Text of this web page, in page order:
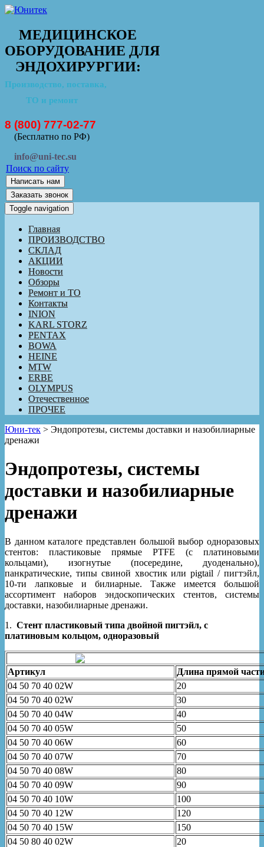
МЕДИЦИНСКОЕ
ОБОРУДОВАНИЕ ДЛЯ
ЭНДОХИРУРГИИ:
Производство, поставка,
ТО и ремонт
8 (800) 777-02-77
(Бесплатно по РФ)
info@uni-tec.su
Поиск по сайту
Написать нам
Заказать звонок
Toggle navigation
Главная
ПРОИЗВОДСТВО
СКЛАД
АКЦИИ
Новости
Обзоры
Ремонт и ТО
Контакты
INION
KARL STORZ
PENTAX
BOWA
HEINE
MTW
ERBE
OLYMPUS
Отечественное
ПРОЧЕЕ
Юни-тек > Эндопротезы, системы доставки и назобилиарные
дренажи
Эндопротезы, системы
доставки и назобилиарные
дренажи
В данном каталоге представлен большой выбор одноразовых
стентов: пластиковые прямые PTFE (с платиновыми
кольцами), изогнутые (посередине, дуоденально),
панкратические, типы свиной хвостик или pigtail / пигтэйл,
10-ти лапковые и билиарные. Также имеется большой
ассортимент наборов эндоскопических стентов, системы
доставки, назобилиарные дренажи.
1. Стент пластиковый типа двойной пигтэйл, c
платиновым кольцом, одноразовый
Артикул
Длина прямой
04 50 70 40 02W
20
04 50 70 40 02W
30
04 50 70 40 04W
40
04 50 70 40 05W
50
04 50 70 40 06W
60
04 50 70 40 07W
70
04 50 70 40 08W
80
04 50 70 40 09W
90
04 50 70 40 10W
100
04 50 70 40 12W
120
04 50 70 40 15W
150
04 50 80 40 02W
20